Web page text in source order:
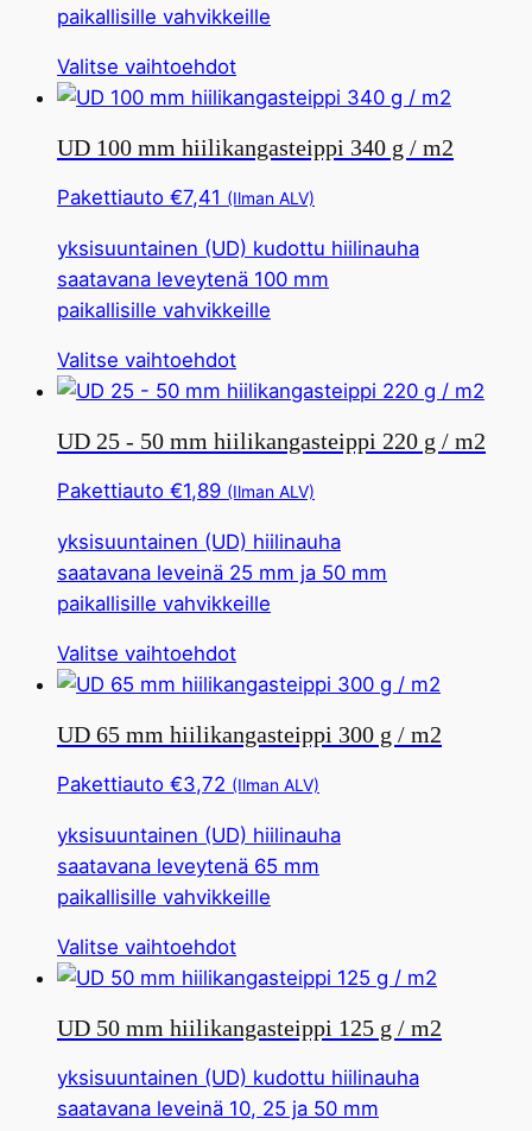
valita
paikallisille vahvikkeille
Valitse vaihtoehdotTällä
tuotteella
useita
muunnelmia.
vaihtoehto
voidaan
valita
UD 100 mm hiilikangasteippi 340 g / m2
Pakettiauto €7,41 (Ilman ALV)
yksisuuntainen (UD) kudottu hiilinauha
saatavana leveytenä 100 mm
paikallisille vahvikkeille
Valitse vaihtoehdotTällä
tuotteella
useita
muunnelmia.
vaihtoehto
voidaan
valita
UD 25 - 50 mm hiilikangasteippi 220 g / m2
Pakettiauto €1,89 (Ilman ALV)
yksisuuntainen (UD) hiilinauha
saatavana leveinä 25 mm ja 50 mm
paikallisille vahvikkeille
Valitse vaihtoehdotTällä
tuotteella
useita
muunnelmia.
vaihtoehto
voidaan
valita
UD 65 mm hiilikangasteippi 300 g / m2
Pakettiauto €3,72 (Ilman ALV)
yksisuuntainen (UD) hiilinauha
saatavana leveytenä 65 mm
paikallisille vahvikkeille
Valitse vaihtoehdotTällä
tuotteella
useita
muunnelmia.
Tämä
UD 50 mm hiilikangasteippi 125 g / m2
yksisuuntainen (UD) kudottu hiilinauha
saatavana leveinä 10, 25 ja 50 mm